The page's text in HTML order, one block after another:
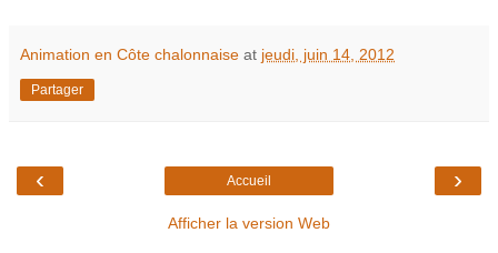
Animation en Côte chalonnaise at jeudi, juin 14, 2012
Partager
‹ ›
Accueil
Afficher la version Web